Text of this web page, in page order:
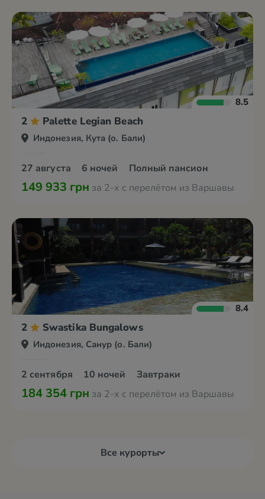
8.5
2 Palette Legian Beach
Индонезия, Кута (о. Бали)
27 августа 6 ночей Полный пансион
149 933 грн за 2-х с перелётом из Варшавы
8.4
2 Swastika Bungalows
Индонезия, Санур (о. Бали)
2 сентября 10 ночей Завтраки
184 354 грн за 2-х с перелётом из Варшавы
Все курорты